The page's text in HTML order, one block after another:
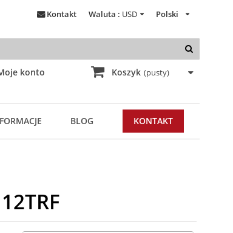
konto
Polski
Waluta : USD
Kontakt
Koszyk (pusty)
BLOG KONTAKT